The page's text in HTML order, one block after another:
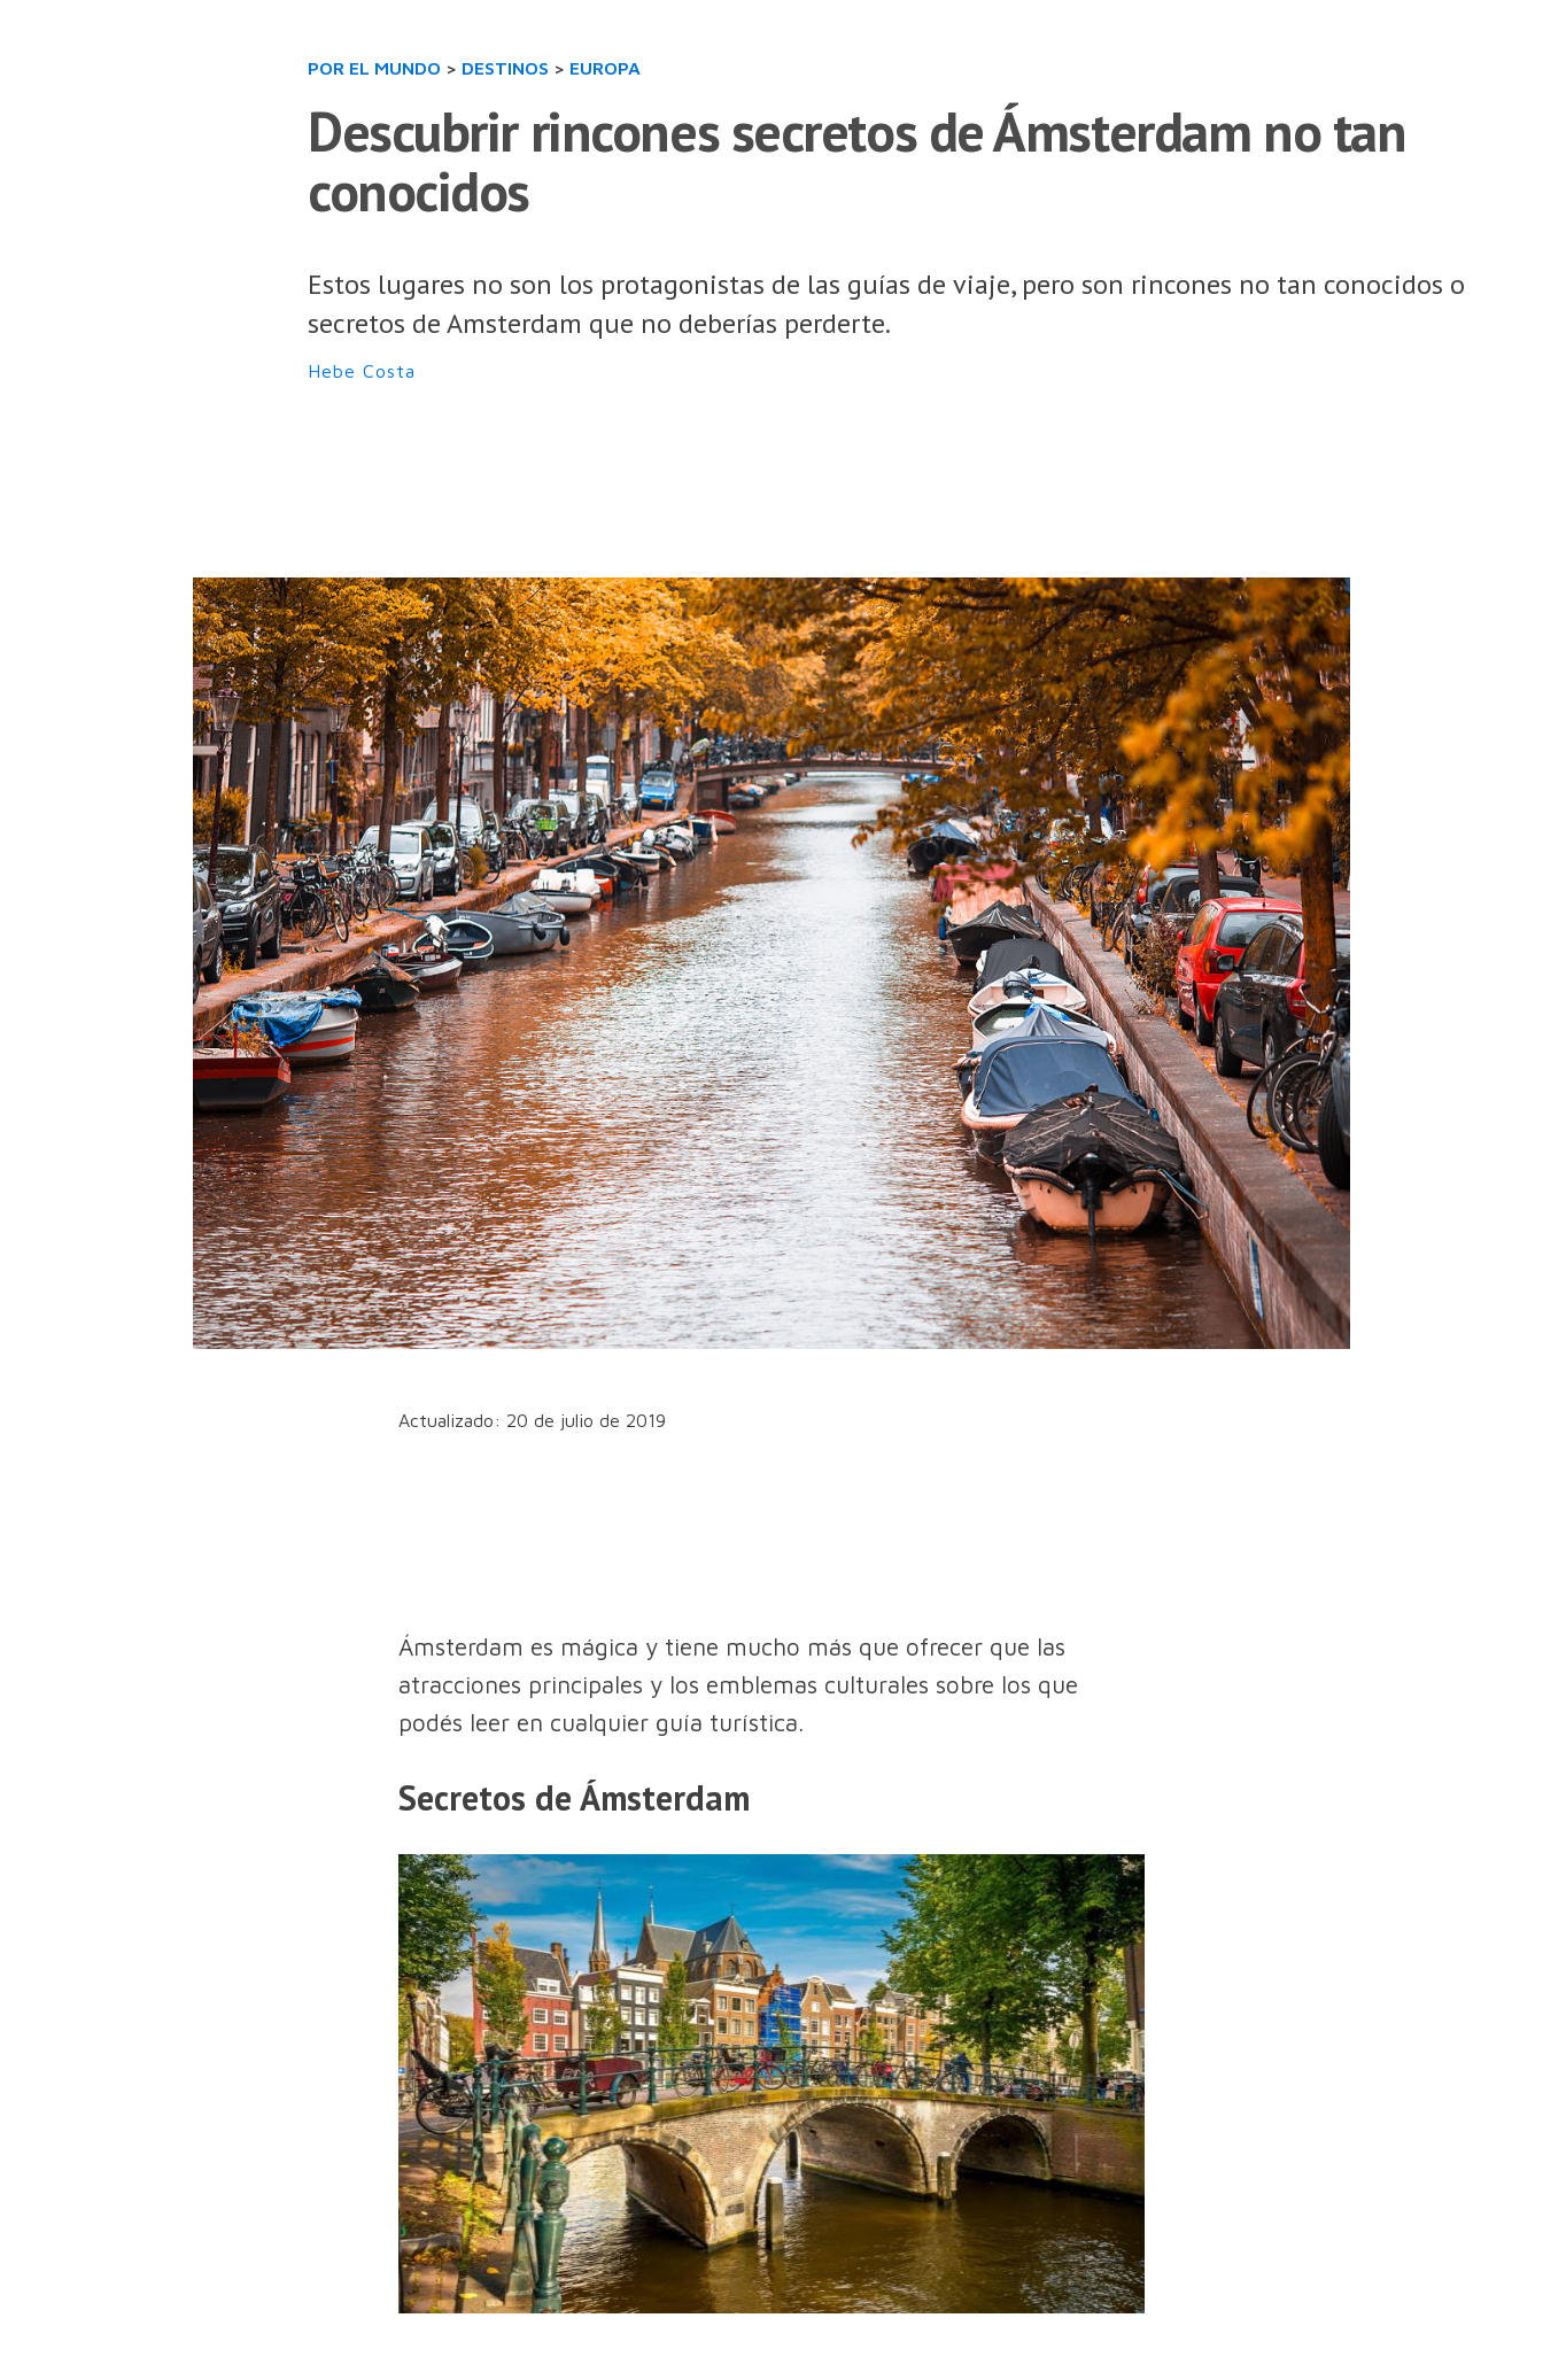
POR EL MUNDO > DESTINOS > EUROPA
Descubrir rincones secretos de Ámsterdam no tan
conocidos
Estos lugares no son los protagonistas de las guías de viaje, pero son rincones no tan conocidos o
secretos de Amsterdam que no deberías perderte.
Hebe Costa
Actualizado: 20 de julio de 2019
Ámsterdam es mágica y tiene mucho más que ofrecer que las
atracciones principales y los emblemas culturales sobre los que
podés leer en cualquier guía turística.
Secretos de Ámsterdam